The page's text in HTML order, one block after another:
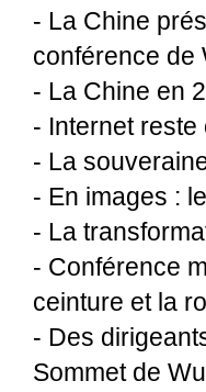
- La Chine
conférence de
- La Chine en
- Internet
- La
- En images :
- La
- Conférence
ceinture et la
- Des
Sommet de